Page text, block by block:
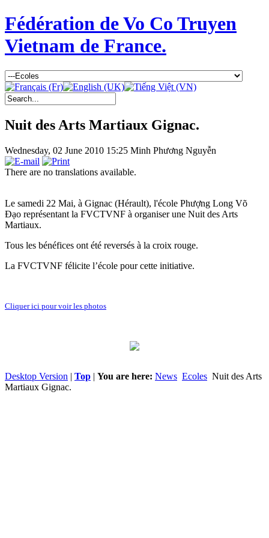
Fédération de Vo Co Truyen
Vietnam de France.
Nuit des Arts Martiaux Gignac.
Wednesday, 02 June 2010 15:25 Minh Phương Nguyễn
There are no translations available.
Le samedi 22 Mai, à Gignac (Hérault), l'école Phượng Long Võ
Đạo représentant la FVCTVNF à organiser une Nuit des Arts
Martiaux.
Tous les bénéfices ont été reversés à la croix rouge.
La FVCTVNF félicite l’école pour cette initiative.
Cliquer ici pour voir les photos
Desktop Version | Top | You are here: News Ecoles Nuit des Arts
Martiaux Gignac.